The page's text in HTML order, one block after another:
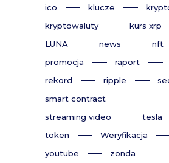
ico
klucze
kryptowaluty
kurs xrp
LUNA
news
nft
promocja
raport
rekord
ripple
smart contract
streaming video
tesla
token
Weryfikacja
youtube
zonda